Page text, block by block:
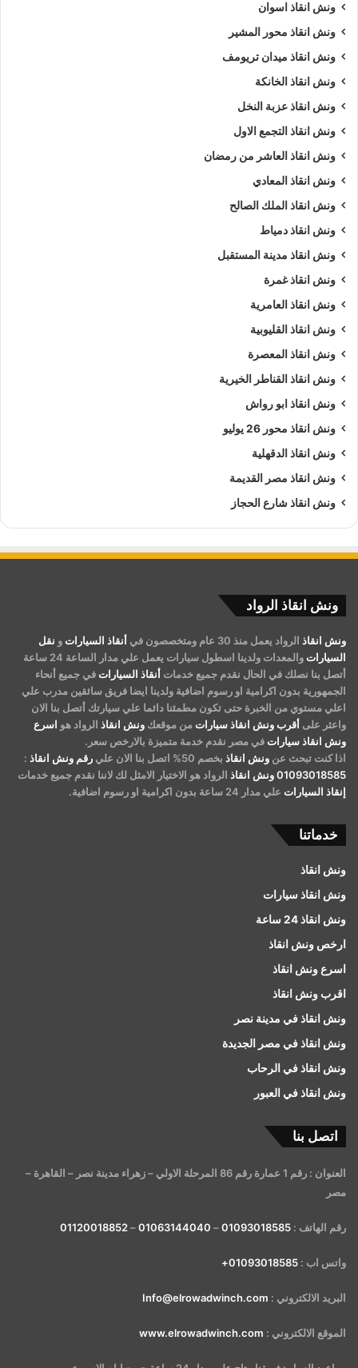
ونش انقاذ اسوان
ونش انقاذ محور المشير
ونش انقاذ ميدان تريومف
ونش انقاذ الخانكة
ونش انقاذ عزبة النخل
ونش انقاذ التجمع الاول
ونش انقاذ العاشر من رمضان
ونش انقاذ المعادي
ونش انقاذ الملك الصالح
ونش انقاذ دمياط
ونش انقاذ مدينة المستقبل
ونش انقاذ غمرة
ونش انقاذ العامرية
ونش انقاذ القليوبية
ونش انقاذ المعصرة
ونش انقاذ القناطر الخيرية
ونش انقاذ ابو رواش
ونش انقاذ محور 26 يوليو
ونش انقاذ الدقهلية
ونش انقاذ مصر القديمة
ونش انقاذ شارع الحجاز
ونش انقاذ الرواد
ونش انقاذ الرواد يعمل منذ 30 عام ومتخصصون في أنقاذ السيارات و نقل
السيارات
والمعدات ولدينا اسطول سيارات يعمل علي مدار الساعة 24 ساعة
أتصل بنا نصلك في الحال نقدم جميع خدمات أنقاذ السيارات في جميع أنحاء
الجمهورية بدون اكرامية او رسوم اضافية ولدينا ايضا فريق سائقين مدرب علي
اعلي مستوي من الخبرة حتى تكون مطمئنا دائما علي سيارتك أتصل بنا الان
واعثر على أقرب ونش انقاذ سيارات من موقعك ونش انقاذ الرواد هو اسرع
ونش انقاذ سيارات في مصر نقدم خدمة متميزة بالارخص سعر.
اذا كنت تبحث عن ونش انقاذ بخصم 50% اتصل بنا الان علي رقم ونش انقاذ :
01093018585ونش انقاذ الرواد هو الاختيار الامثل لك لاننا نقدم جميع خدمات
إنقاذ السيارات علي مدار 24 ساعة بدون اكرامية او رسوم اضافية.
خدماتنا
ونش انقاذ
ونش انقاذ سيارات
ونش انقاذ 24 ساعة
ارخص ونش انقاذ
اسرع ونش انقاذ
اقرب ونش انقاذ
ونش انقاذ في مدينة نصر
ونش انقاذ في مصر الجديدة
ونش انقاذ في الرحاب
ونش انقاذ في العبور
اتصل بنا
العنوان : رقم 1 عمارة رقم 86 المرحلة الاولي – زهراء مدينة نصر – القاهرة –
مصر
رقم الهاتف : 01093018585
–
01063144040
–
01120018852
واتس اب : 01093018585+
البريد الالكتروني : Info@elrowadwinch.com
الموقع الالكتروني : www.elrowadwinch.com